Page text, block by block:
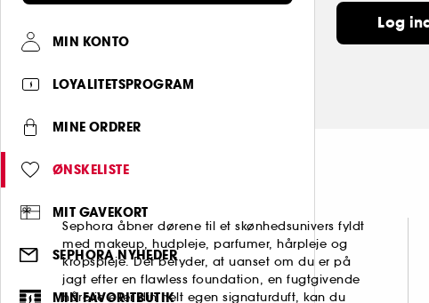
MIN KONTO
LOYALITETSPROGRAM
MINE ORDRER
ØNSKELISTE
MIT GAVEKORT
SEPHORA NYHEDER
MIN FAVORITBUTIK
Log
Sephora åbner dørene til et skønhedsunivers fyldt
med makeup, hudpleje, parfumer, hårpleje og
kropspleje. Det betyder, at uanset om du er på
jagt efter en flawless foundation, en fugtgivende
hårolie eller din helt egen signaturduft, kan du